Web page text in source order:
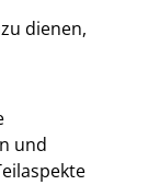
dienen,
und